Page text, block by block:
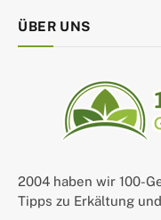
ÜBER UNS
2004 haben wir 100-
Tipps zu Erkältung